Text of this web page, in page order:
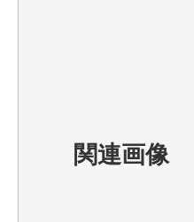
関連画像